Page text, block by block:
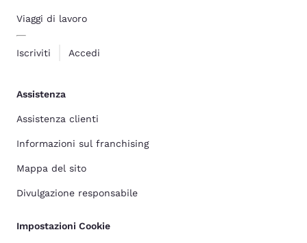
Viaggi di lavoro
Iscriviti Accedi
Assistenza
Assistenza clienti
Informazioni sul franchising
Mappa del sito
Divulgazione responsabile
Impostazioni Cookie